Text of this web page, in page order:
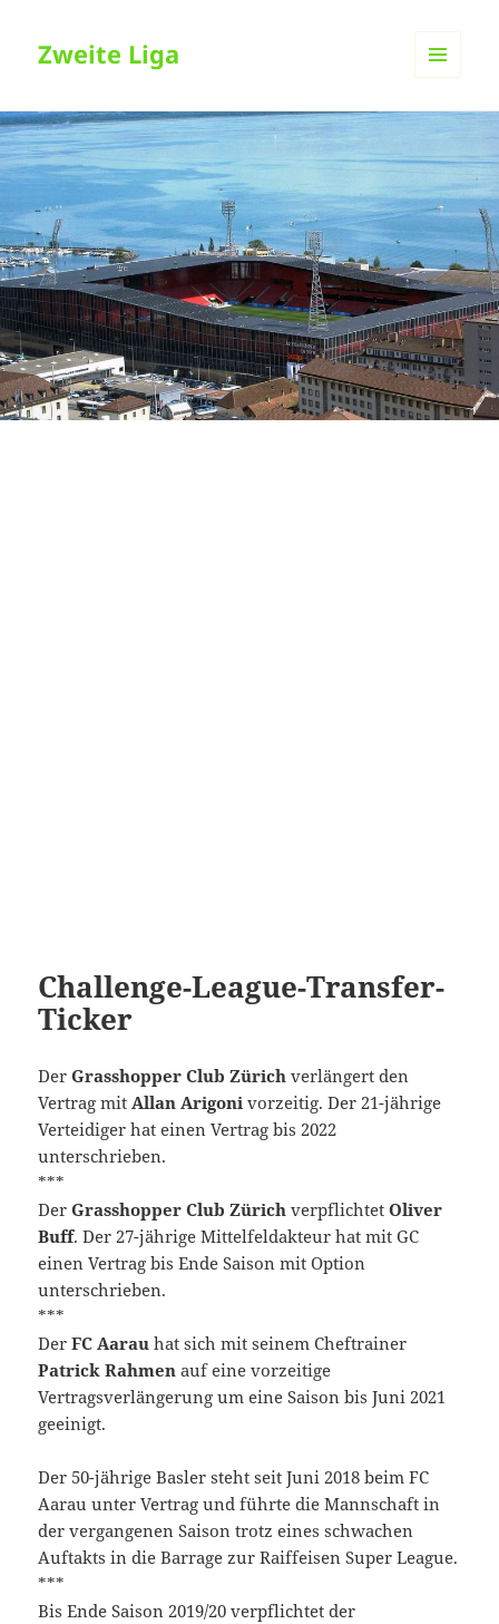
Zweite Liga
Challenge-League-Transfer-
Ticker
DerGrasshopper Club Zürich verlängert den
Vertrag mit Allan Arigoni vorzeitig. Der 21-jährige
Verteidiger hat einen Vertrag bis 2022
unterschrieben.
***
DerGrasshopper Club Zürich verpflichtetOliver
Buff. Der 27-jährige Mittelfeldakteur hat mit GC
einen Vertrag bis Ende Saison mit Option
unterschrieben.
***
DerFC Aarau hat sich mit seinem Cheftrainer
Patrick Rahmen auf eine vorzeitige
Vertragsverlängerung um eine Saison bis Juni 2021
geeinigt.
Der 50-jährige Basler steht seit Juni 2018 beim FC
Aarau unter Vertrag und führte die Mannschaft in
der vergangenen Saison trotz eines schwachen
Auftakts in die Barrage zur Raiffeisen Super League.
***
Bis Ende Saison 2019/20 verpflichtet der